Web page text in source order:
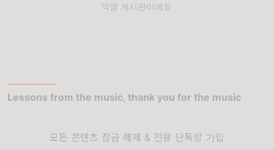
익명 게시판이에요
Lessons from the music, thank you for the music
모든 콘텐츠 잠금 해제 & 전용 단톡방 가입